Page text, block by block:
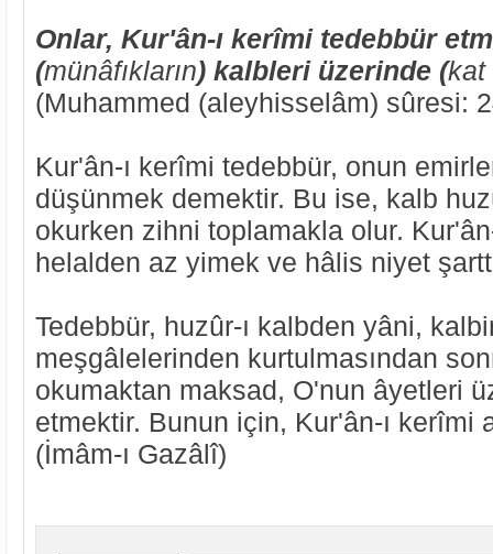
Onlar, Kur'ân-ı kerîmi tedebbür
(münâfıkların) kalbleri üzerinde (kat
(Muhammed (aleyhisselâm) sûresi:
Kur'ân-ı kerîmi tedebbür, onun
düşünmek demektir. Bu ise, kalb
okurken zihni toplamakla olur.
helalden az yimek ve hâlis niyet
Tedebbür, huzûr-ı kalbden yâni,
meşgâlelerinden kurtulmasından
okumaktan maksad, O'nun âyetleri
etmektir. Bunun için, Kur'ân-ı kerîmi
(İmâm-ı Gazâlî)